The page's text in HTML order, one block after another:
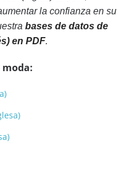
la confianza en su
bases de datos de
en PDF.
moda: